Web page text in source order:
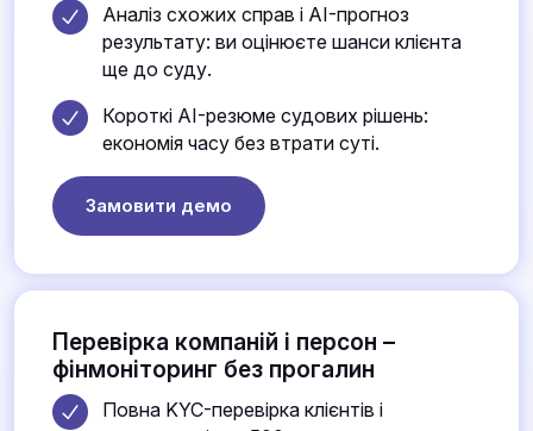
Аналіз схожих справ і AI-прогноз
результату: ви оцінюєте шанси клієнта
ще до суду.
Короткі AI-резюме судових рішень:
економія часу без втрати суті.
Замовити демо
Перевірка компаній і персон –
фінмоніторинг без прогалин
Повна KYC-перевірка клієнтів і